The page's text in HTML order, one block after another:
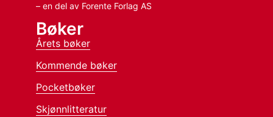
– en del av Forente Forlag AS
Bøker
Årets bøker
Kommende bøker
Pocketbøker
Skjønnlitteratur